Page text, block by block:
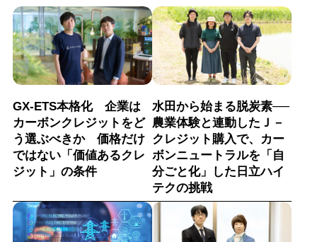
GX-ETS本格化 企業は
カーボンクレジットをど
う選ぶべきか 価格だけ
ではない「価値あるクレ
ジット」の条件
水田から始まる脱炭素──
農業体験と連動したＪ－
クレジット購入で、カー
ボンニュートラルを「自
分ごと化」した日立ハイ
テクの挑戦